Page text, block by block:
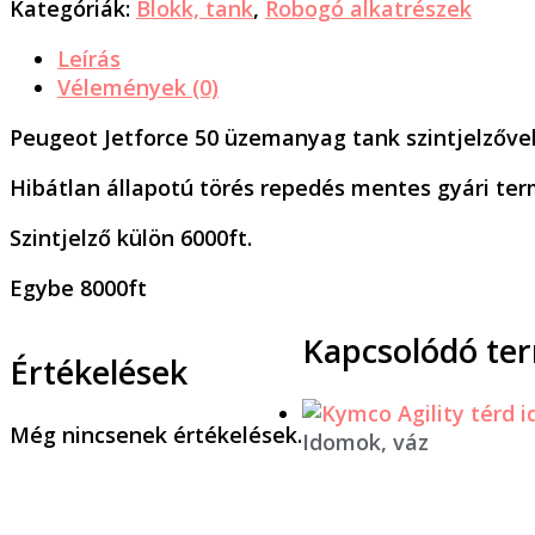
Kategóriák: Blokk, tank, Robogó alkatrészek
Leírás
Vélemények (0)
Peugeot Jetforce 50 üzemanyag tank
Hibátlan állapotú törés repedés mentes gyári
Szintjelző külön 6000ft.
Egybe 8000ft
Értékelések
Még nincsenek értékelések.
Kapcsolódó
Idomok, váz